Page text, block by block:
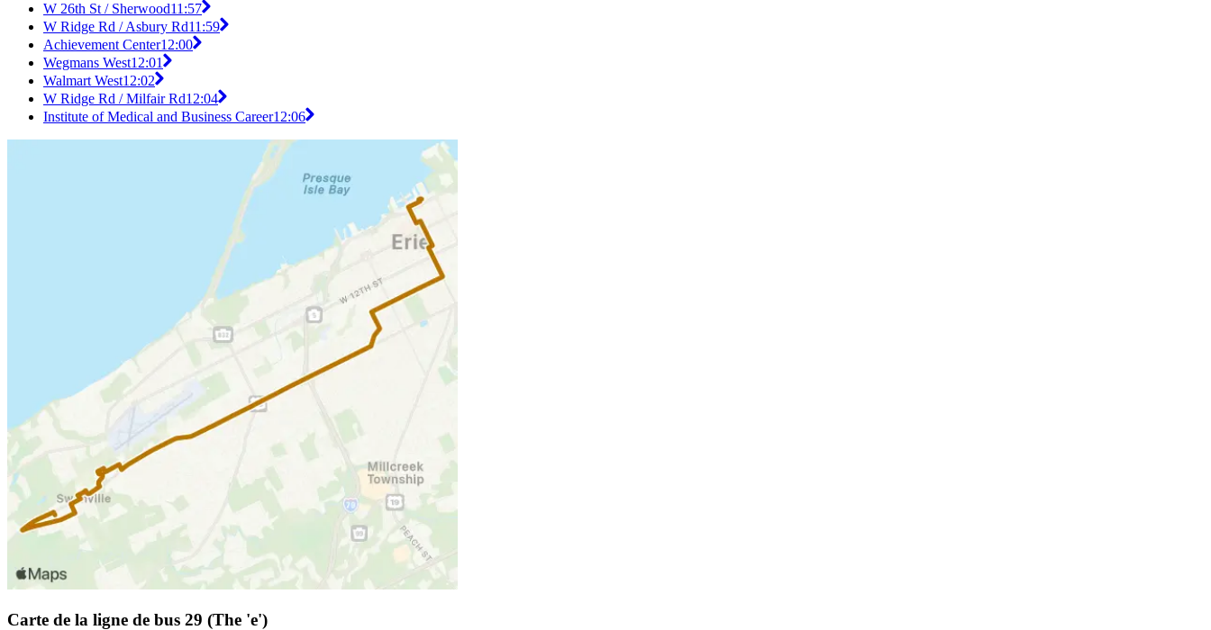
W 26th St / Sherwood11:57
W Ridge Rd / Asbury Rd11:59
Achievement Center12:00
Wegmans West12:01
Walmart West12:02
W Ridge Rd / Milfair Rd12:04
Institute of Medical and Business Career12:06
Carte de la ligne de bus 29 (The 'e')